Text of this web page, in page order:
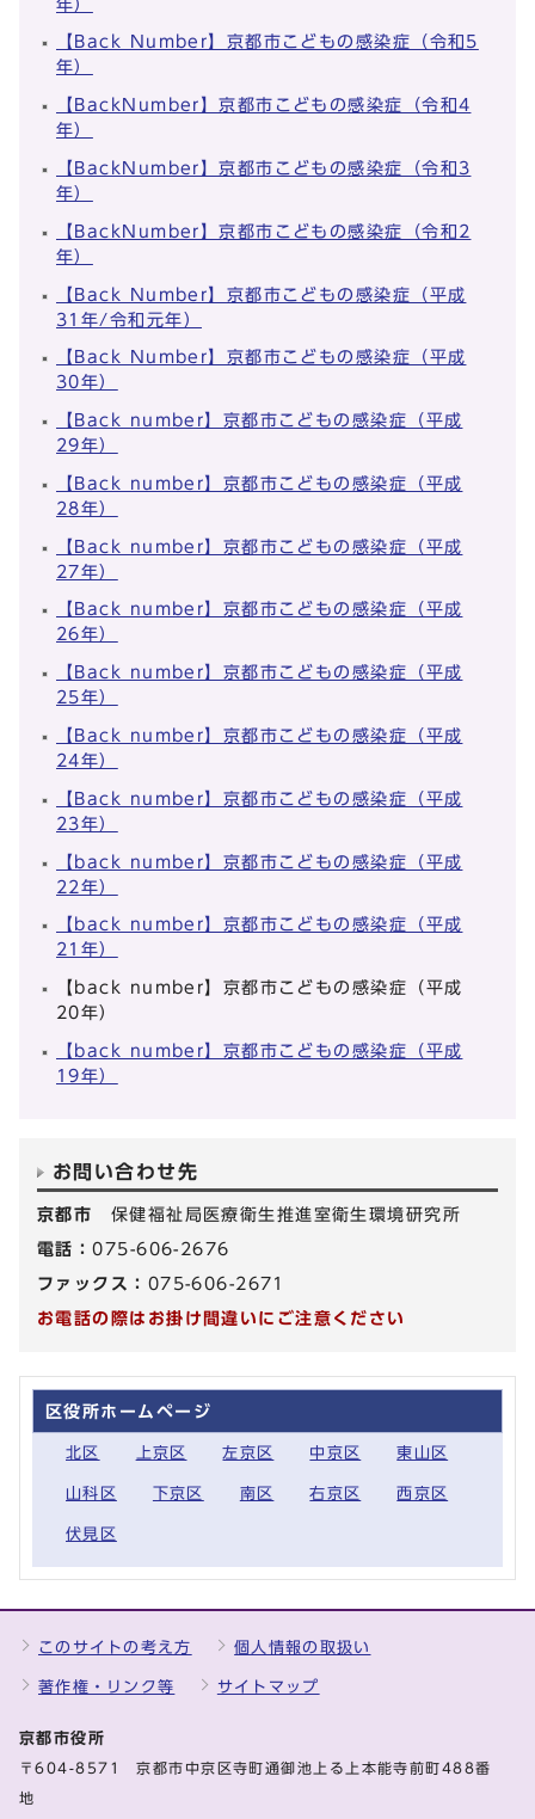
年）
【Back Number】京都市こどもの感染症（令和5
年）
【BackNumber】京都市こどもの感染症（令和4
年）
【BackNumber】京都市こどもの感染症（令和3
年）
【BackNumber】京都市こどもの感染症（令和2
年）
【Back Number】京都市こどもの感染症（平成
31年/令和元年）
【Back Number】京都市こどもの感染症（平成
30年）
【Back number】京都市こどもの感染症（平成
29年）
【Back number】京都市こどもの感染症（平成
28年）
【Back number】京都市こどもの感染症（平成
27年）
【Back number】京都市こどもの感染症（平成
26年）
【Back number】京都市こどもの感染症（平成
25年）
【Back number】京都市こどもの感染症（平成
24年）
【Back number】京都市こどもの感染症（平成
23年）
【back number】京都市こどもの感染症（平成
22年）
【back number】京都市こどもの感染症（平成
21年）
【back number】京都市こどもの感染症（平成
20年）
【back number】京都市こどもの感染症（平成
19年）
お問い合わせ先
京都市 保健福祉局医療衛生推進室衛生環境研究所
電話：075-606-2676
ファックス： 075-606-2671
お電話の際はお掛け間違いにご注意ください
区役所ホームページ
北区 上京区 左京区 中京区 東山区
山科区 下京区 南区 右京区 西京区
伏見区
このサイトの考え方 個人情報の取扱い
著作権・リンク等 サイトマップ
京都市役所
〒604-8571 京都市中京区寺町通御池上る上本能寺前町488番
地